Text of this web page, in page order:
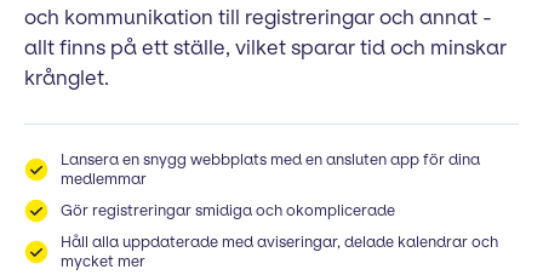
och kommunikation till registreringar och annat -
allt finns på ett ställe, vilket sparar tid och minskar
krånglet.
Lansera en snygg webbplats med en ansluten app för dina
medlemmar
Gör registreringar smidiga och okomplicerade
Håll alla uppdaterade med aviseringar, delade kalendrar och
mycket mer